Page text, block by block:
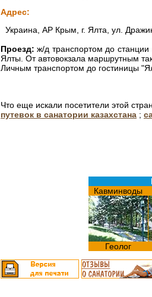
Адрес:
Украина, АР Крым, г. Ялта, ул.
Проезд:ж/д транспортом до
Ялты. От автовокзала маршрутным
Личным транспортом до гостиницы
Что еще искали посетители этой
путевок в санатории казахстана ;
Кавминводы
Геолог